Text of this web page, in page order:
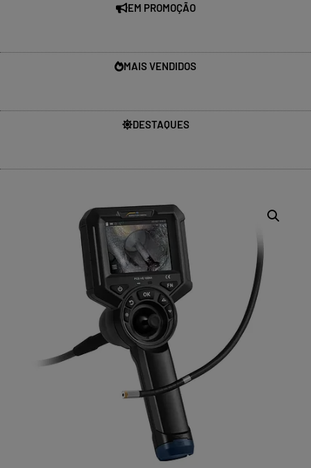
EM PROMOÇÃO
MAIS VENDIDOS
DESTAQUES